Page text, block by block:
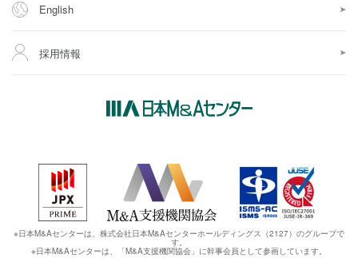
English
採用情報
※日本M&Aセンターは、株式会社日本M&Aセンターホールディングス（2127）のグループで
す。
※日本M&Aセンターは、「M&A支援機関協会」に幹事会員として参画しています。